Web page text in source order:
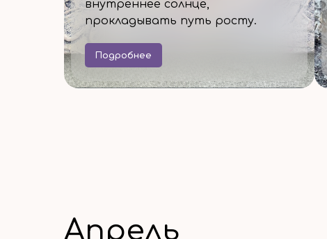
внутреннее солнце,
прокладывать путь росту.
Подробнее
Апрель